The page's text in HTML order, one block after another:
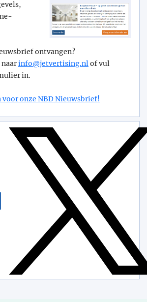
ontvangen?
info@­jetvertising.nlof vul
in.
voor onze NBD Nieuwsbrief!